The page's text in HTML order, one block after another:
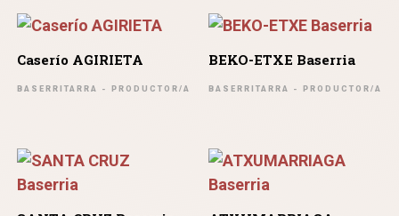
Caserío AGIRIETA
BASERRITARRA - PRODUCTOR/A
BEKO-ETXE Baserria
BASERRITARRA - PRODUCTOR/A